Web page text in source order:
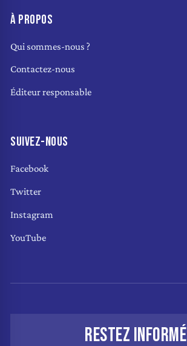
À PROPOS
Qui sommes-nous ?
Contactez-nous
Éditeur responsable
SUIVEZ-NOUS
Facebook
Twitter
Instagram
YouTube
RESTEZ INFORMÉ